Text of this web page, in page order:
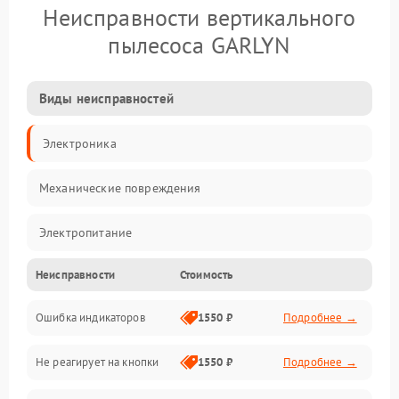
Неисправности вертикального
пылесоса GARLYN
Виды неисправностей
Электроника
Механические повреждения
Электропитание
Механика
Аккумулятор
Работа системы
Неисправности Стоимость
Ошибка индикаторов 1550 ₽ Подробнее →
Не реагирует на кнопки 1550 ₽ Подробнее →